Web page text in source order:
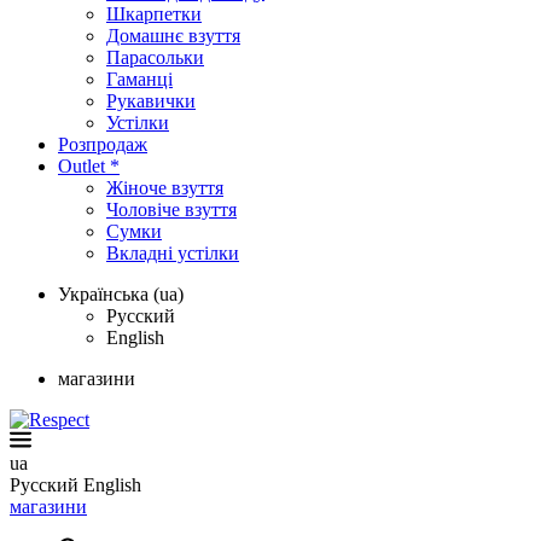
Шкарпетки
Домашнє взуття
Парасольки
Гаманці
Рукавички
Устілки
Розпродаж
Outlet *
Жіноче взуття
Чоловіче взуття
Сумки
Вкладні устілки
Українська (ua)
Русский
English
магазини
ua
Русский English
магазини